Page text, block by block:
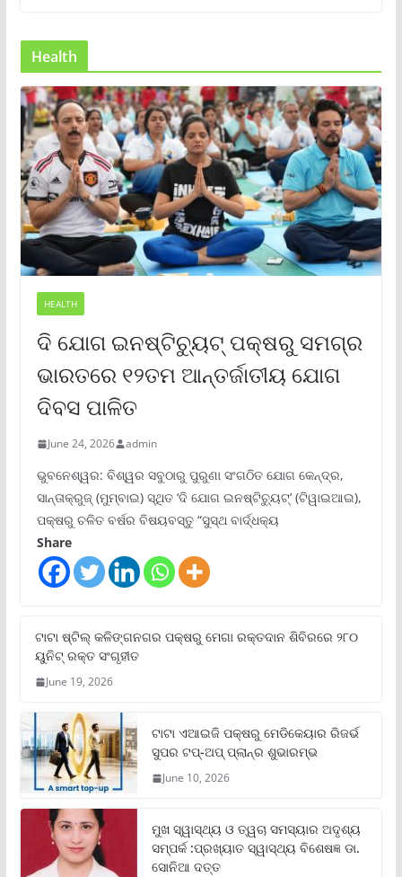
Health
HEALTH
ଦି ଯୋଗ ଇନଷ୍ଟିଚ୍ୟୁଟ୍ ପକ୍ଷରୁ ସମଗ୍ର
ଭାରତରେ ୧୨ତମ ଆନ୍ତର୍ଜାତୀୟ ଯୋଗ
ଦିବସ ପାଳିତ
June 24, 2026 admin
ଭୁବନେଶ୍ୱର: ବିଶ୍ୱର ସବୁଠାରୁ ପୁରୁଣା ସଂଗଠିତ ଯୋଗ କେନ୍ଦ୍ର,
ସାନ୍ତାକ୍ରୁଜ୍ (ମୁମ୍ବାଇ) ସ୍ଥିତ ‘ଦି ଯୋଗ ଇନଷ୍ଟିଚ୍ୟୁଟ୍‌’ (ଟିୱାଇଆଇ),
ପକ୍ଷରୁ ଚଳିତ ବର୍ଷର ବିଷୟବସ୍ତୁ “ସୁସ୍ଥ ବାର୍ଦ୍ଧକ୍ୟ
Share
ଟାଟା ଷ୍ଟିଲ୍‌ କଳିଙ୍ଗନଗର ପକ୍ଷରୁ ମେଗା ରକ୍ତଦାନ ଶିବିରରେ ୨୮୦
ୟୁନିଟ୍‌ ରକ୍ତ ସଂଗୃହୀତ
June 19, 2026
ଟାଟା ଏଆଇଜି ପକ୍ଷରୁ ମେଡିକେୟାର ରିଜର୍ଭ
ସୁପର ଟପ୍‌-ଅପ୍ ପ୍ଲାନ୍‌ର ଶୁଭାରମ୍ଭ
June 10, 2026
ମୁଖ ସ୍ୱାସ୍ଥ୍ୟ ଓ ତ୍ୱଚା ସମସ୍ୟାର ଅଦୃଶ୍ୟ
ସମ୍ପର୍କ :ପ୍ରଖ୍ୟାତ ସ୍ୱାସ୍ଥ୍ୟ ବିଶେଷଜ୍ଞ ଡା.
ସୋନିଆ ଦତ୍ତ